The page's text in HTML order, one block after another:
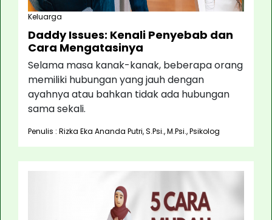
Keluarga
Daddy Issues: Kenali Penyebab dan
Cara Mengatasinya
Selama masa kanak-kanak, beberapa orang
memiliki hubungan yang jauh dengan
ayahnya atau bahkan tidak ada hubungan
sama sekali.
Penulis : Rizka Eka Ananda Putri, S.Psi., M.Psi., Psikolog